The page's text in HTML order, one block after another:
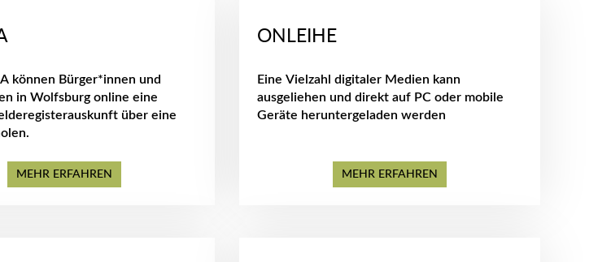
können Bürger*innen und
in Wolfsburg online eine
über eine
MEHR ERFAHREN
ONLEIHE
Eine Vielzahl digitaler Medien kann
ausgeliehen und direkt auf PC oder mobile
Geräte heruntergeladen werden
MEHR ERFAHREN